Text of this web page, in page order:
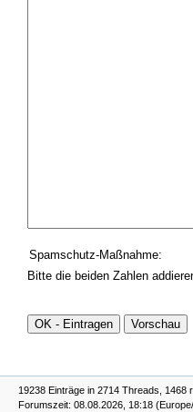
Spamschutz-Maßnahme:
Bitte die beiden Zahlen
19238 Einträge in 2714 Threads,
Forumszeit: 08.08.2026, 18:18